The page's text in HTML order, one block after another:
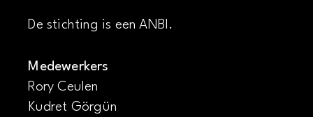
De stichting is een ANBI.
Medewerkers
Rory Ceulen
Kudret Görgün